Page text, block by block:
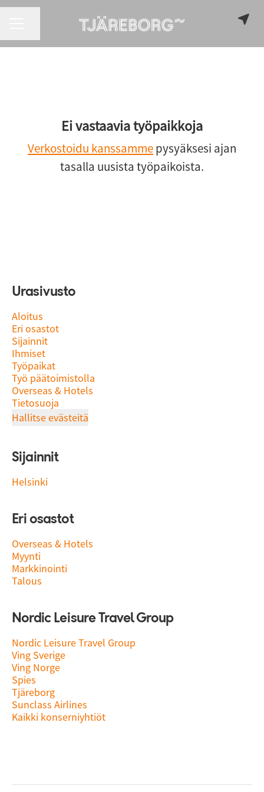
Ei vastaavia työpaikkoja
Verkostoidu kanssammepysyäksesi ajan
tasalla uusista työpaikoista.
Urasivusto
Aloitus
Eri osastot
Sijainnit
Ihmiset
Työpaikat
Työ päätoimistolla
Overseas & Hotels
Tietosuoja
Hallitse evästeitä
Sijainnit
Helsinki
Eri osastot
Overseas & Hotels
Myynti
Markkinointi
Talous
Nordic Leisure Travel Group
Nordic Leisure Travel Group
Ving Sverige
Ving Norge
Spies
Tjäreborg
Sunclass Airlines
Kaikki konserniyhtiöt